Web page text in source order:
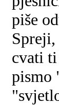
piše
Spreji,
cvati
pismo